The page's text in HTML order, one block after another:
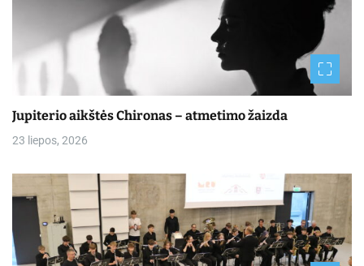
Jupiterio aikštės Chironas – atmetimo žaizda
23 liepos, 2026